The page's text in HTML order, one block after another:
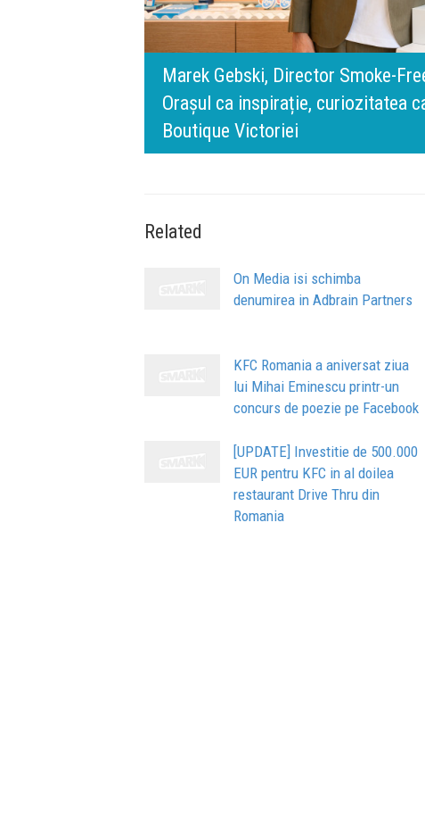
Philip Morris România:
din spatele IQOS
140 de ani de
timpului” este să
de oameni, siguranță
Related
On Media isi schimba
denumirea in Adbrain Partners
KFC Romania a aniversat ziua
lui Mihai Eminescu printr-un
concurs de poezie pe Facebook
[UPDATE] Investitie de 500.000
EUR pentru KFC in al doilea
restaurant Drive Thru din
Romania